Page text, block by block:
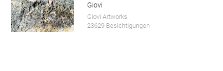
Giovi
Giovi Artworks
23629 Besichtigungen